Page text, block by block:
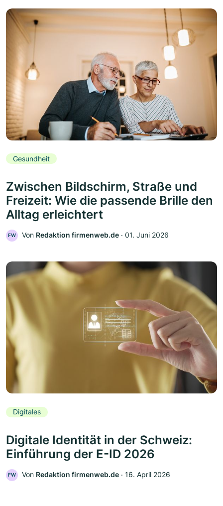
Gesundheit
Zwischen Bildschirm, Straße und
Freizeit: Wie die passende Brille den
Alltag erleichtert
FW Von Redaktion firmenweb.de ‧ 01. Juni 2026
Digitales
Digitale Identität in der Schweiz:
Einführung der E-ID 2026
FW Von Redaktion firmenweb.de ‧ 16. April 2026